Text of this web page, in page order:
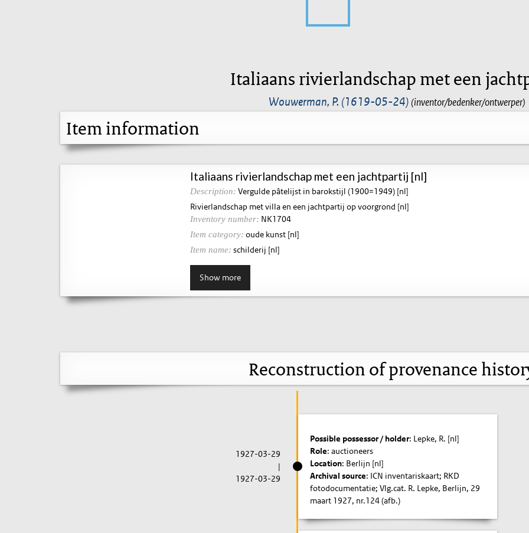
Italiaans rivierlandschap met een
Wouwerman, P. (1619-05-24) (inventor/bedenker/ontwerper)
Item information
Italiaans rivierlandschap met een jachtpartij [nl]
Description: Vergulde pâtelijst in barokstijl (1900=1949) [nl]
Rivierlandschap met villa en een jachtpartij op voorgrond [nl]
Inventory number: NK1704
Item category: oude kunst [nl]
Item name: schilderij [nl]
Show more
Reconstruction of provenance
1927-03-29
|
1927-03-29
Possible possessor / holder: Lepke, R. [nl]
Role: auctioneers
Location: Berlijn [nl]
Archival source: ICN inventariskaart; RKD
fotodocumentatie; Vlg.cat. R. Lepke, Berlijn, 29
maart 1927, nr.124 (afb.)